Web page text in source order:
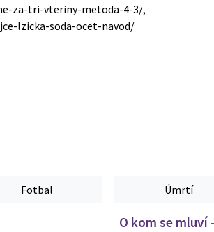
za-tri-vteriny-metoda-4-3/,
lzicka-soda-ocet-navod/
Fotbal Úmrtí
O kom se mluví